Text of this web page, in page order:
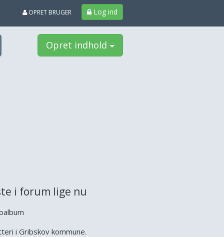
Log ind
OPRET BRUGER
Opret indhold
i forum lige nu
i Gribskov kommune.